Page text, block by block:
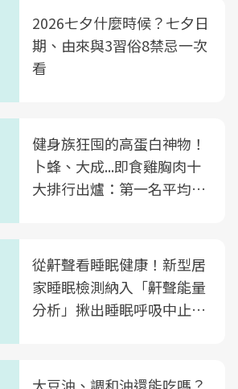
2026七夕什麼時候？七夕日
期、由來與3習俗8禁忌一次
看
健身族狂囤的高蛋白神物！
卜蜂、大成...即食雞胸肉十
大排行出爐：第一名平均一
從鼾聲看睡眠健康！新型居
家睡眠檢測納入「鼾聲能量
分析」揪出睡眠呼吸中止症